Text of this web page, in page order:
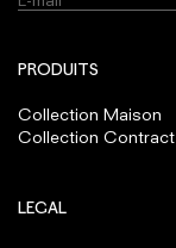
PRODUITS
Collection Maison
Collection Contract
LEGAL